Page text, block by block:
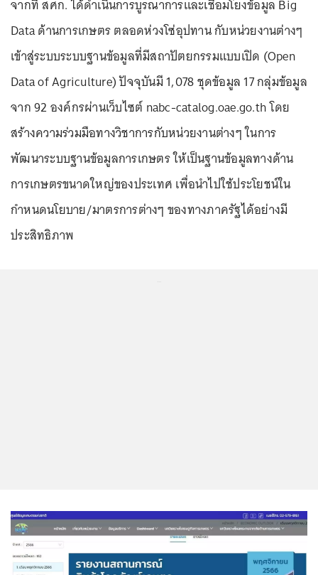
จากที่ สศก. ได้ดำเนินการบูรณาการและเชื่อมโยงข้อมูล Big
Data ด้านการเกษตร ตลอดห่วงโซ่อุปทาน กับหน่วยงานต่างๆ
เข้าสู่ระบบระบบฐานข้อมูลที่มีสถาปัตยกรรมแบบเปิด (Open
Data of Agriculture) ปัจจุบันมี 1,078 ชุดข้อมูล 17 กลุ่มข้อมูล
จาก 92 องค์กรผ่านเว็บไซต์ nabc-catalog.oae.go.th โดย
สร้างความร่วมมือทางวิชาการกับหน่วยงานต่างๆ ในการ
พัฒนาระบบฐานข้อมูลการเกษตร ให้เป็นฐานข้อมูลทางด้าน
การเกษตรขนาดใหญ่ของประเทศ เพื่อนำไปใช้ประโยชน์ใน
กำหนดนโยบาย/มาตรการต่างๆ ของทางภาครัฐได้อย่างมี
ประสิทธิภาพ